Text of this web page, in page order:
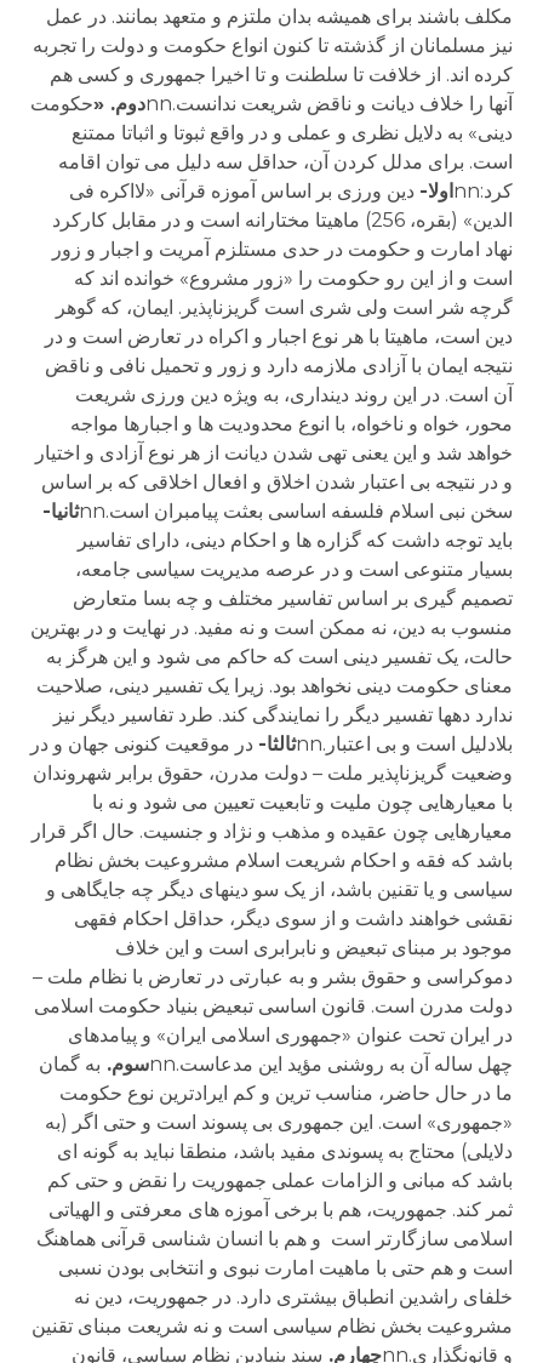
مکلف باشند برای همیشه بدان ملتزم و متعهد بمانند. در عمل
نیز مسلمانان از گذشته تا کنون انواع حکومت و دولت را تجربه
کرده اند. از خلافت تا سلطنت و تا اخیرا جمهوری و کسی هم
آنها را خلاف دیانت و ناقض شریعت ندانست.nn
دوم. «حکومت
دینی» به دلایل نظری و عملی و در واقع ثبوتا و اثباتا ممتنع
است. برای مدلل کردن آن، حداقل سه دلیل می توان اقامه
کرد:nn
اولا- دین ورزی بر اساس آموزه قرآنی «لااکره فی
الدین» (بقره، 256) ماهیتا مختارانه است و در مقابل کارکرد
نهاد امارت و حکومت در حدی مستلزم آمریت و اجبار و زور
است و از این رو حکومت را «زور مشروع» خوانده اند که
گرچه شر است ولی شری است گریزناپذیر. ایمان، که گوهر
دین است، ماهیتا با هر نوع اجبار و اکراه در تعارض است و در
نتیجه ایمان با آزادی ملازمه دارد و زور و تحمیل نافی و ناقض
آن است. در این روند دینداری، به ویژه دین ورزی شریعت
محور، خواه و ناخواه، با انوع محدودیت ها و اجبارها مواجه
خواهد شد و این یعنی تهی شدن دیانت از هر نوع آزادی و اختیار
و در نتیجه بی اعتبار شدن اخلاق و افعال اخلاقی که بر اساس
سخن نبی اسلام فلسفه اساسی بعثت پیامبران است.nn
ثانیا-
باید توجه داشت که گزاره ها و احکام دینی، دارای تفاسیر
بسیار متنوعی است و در عرصه مدیریت سیاسی جامعه،
تصمیم گیری بر اساس تفاسیر مختلف و چه بسا متعارض
منسوب به دین، نه ممکن است و نه مفید. در نهایت و در بهترین
حالت، یک تفسیر دینی است که حاکم می شود و این هرگز به
معنای حکومت دینی نخواهد بود. زیرا یک تفسیر دینی، صلاحیت
ندارد دهها تفسیر دیگر را نمایندگی کند. طرد تفاسیر دیگر نیز
بلادلیل است و بی اعتبار.nn
ثالثا- در موقعیت کنونی جهان و در
وضعیت گریزناپذیر ملت – دولت مدرن، حقوق برابر شهروندان
با معیارهایی چون ملیت و تابعیت تعیین می شود و نه با
معیارهایی چون عقیده و مذهب و نژاد و جنسیت. حال اگر قرار
باشد که فقه و احکام شریعت اسلام مشروعیت بخش نظام
سیاسی و یا تقنین باشد، از یک سو دینهای دیگر چه جایگاهی و
نقشی خواهند داشت و از سوی دیگر، حداقل احکام فقهی
موجود بر مبنای تبعیض و نابرابری است و این خلاف
دموکراسی و حقوق بشر و به عبارتی در تعارض با نظام ملت –
دولت مدرن است. قانون اساسی تبعیض بنیاد حکومت اسلامی
در ایران تحت عنوان «جمهوری اسلامی ایران» و پیامدهای
چهل ساله آن به روشنی مؤید این مدعاست.nn
سوم. به گمان
ما در حال حاضر، مناسب ترین و کم ایرادترین نوع حکومت
«جمهوری» است. این جمهوری بی پسوند است و حتی اگر (به
دلایلی) محتاج به پسوندی مفید باشد، منطقا نباید به گونه ای
باشد که مبانی و الزامات عملی جمهوریت را نقض و حتی کم
ثمر کند. جمهوریت، هم با برخی آموزه های معرفتی و الهیاتی
اسلامی سازگارتر است و هم با انسان شناسی قرآنی هماهنگ
است و هم حتی با ماهیت امارت نبوی و انتخابی بودن نسبی
خلفای راشدین انطباق بیشتری دارد. در جمهوریت، دین نه
مشروعیت بخش نظام سیاسی است و نه شریعت مبنای تقنین
و قانونگذاری.nn
چهارم. سند بنیادین نظام سیاسی، قانون